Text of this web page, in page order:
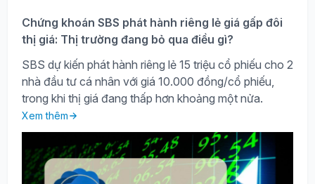
Chứng khoán SBS phát hành riêng lẻ giá gấp đôi
thị giá: Thị trường đang bỏ qua điều gì?
SBS dự kiến phát hành riêng lẻ 15 triệu cổ phiếu cho 2
nhà đầu tư cá nhân với giá 10.000 đồng/cổ phiếu,
trong khi thị giá đang thấp hơn khoảng một nửa.
Xem thêm